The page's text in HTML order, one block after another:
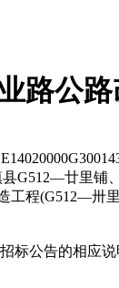
路公
G512—廿里
(G512—卅里
标公告的相应说